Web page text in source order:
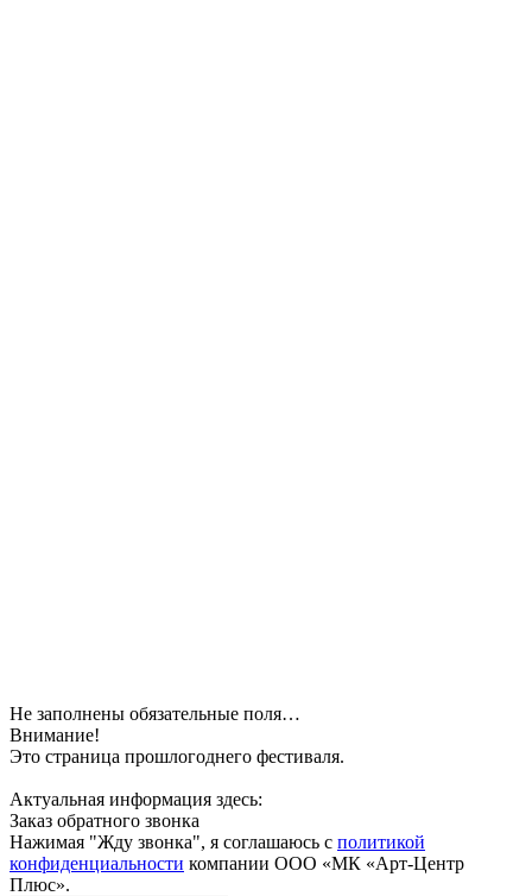
Не заполнены обязательные поля…
Внимание!
Это страница прошлогоднего фестиваля.
Актуальная информация здесь:
Заказ обратного звонка
Нажимая "Жду звонка", я соглашаюсь с политикой
конфиденциальности компании ООО «МК «Арт-Центр
Плюс».